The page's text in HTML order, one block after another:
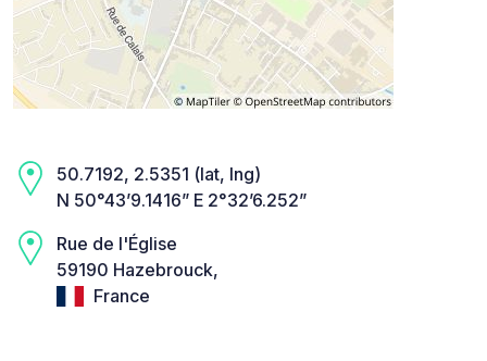
50.7192, 2.5351 (lat, lng)
N 50°43’9.1416” E 2°32’6.252”
Rue de l'Église
59190 Hazebrouck,
France